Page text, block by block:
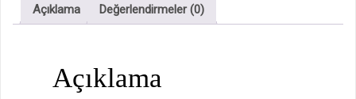
Açıklama Değerlendirmeler (0)
Açıklama